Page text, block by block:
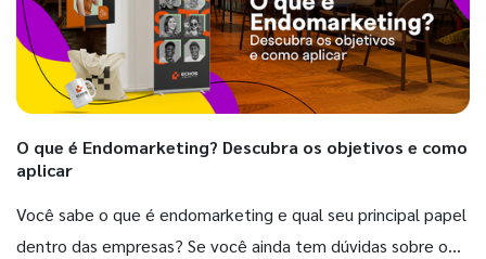
O que é Endomarketing? Descubra os objetivos e como
aplicar
Você sabe o que é endomarketing e qual seu principal papel
dentro das empresas? Se você ainda tem dúvidas sobre o